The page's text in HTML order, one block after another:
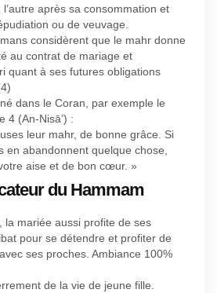
après sa consommation et
ou de veuvage.
considèrent que le mahr donne
au contrat de mariage et
quant à ses futures obligations
dans le Coran, par exemple le
4 (An-Nisā’) :
leur mahr, de bonne grâce. Si
en abandonnent quelque chose,
aise et de bon cœur. »
du Hammam
la mariée aussi profite de ses
pour se détendre et profiter de
ses proches. Ambiance 100%
de la vie de jeune fille.